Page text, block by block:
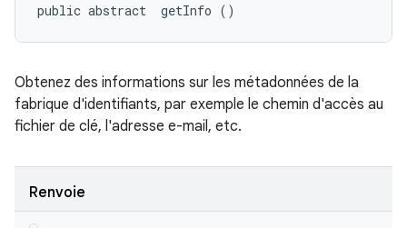
public abstract getInfo ()
Obtenez des informations sur les métadonnées de la
fabrique d'identifiants, par exemple le chemin d'accès au
fichier de clé, l'adresse e-mail, etc.
Renvoie